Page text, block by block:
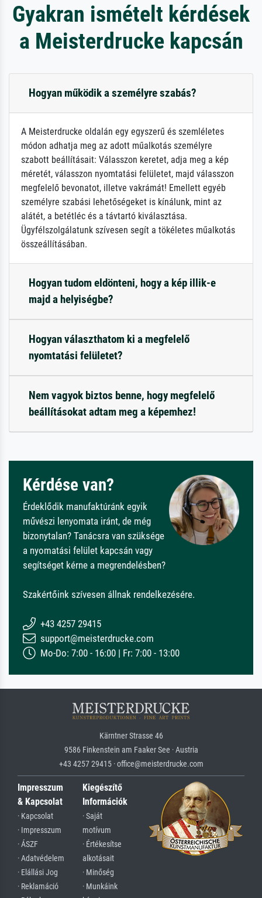
Gyakran ismételt kérdések
a Meisterdrucke kapcsán
Hogyan működik a személyre szabás?
A Meisterdrucke oldalán egy egyszerű és szemléletes
módon adhatja meg az adott műalkotás személyre
szabott beállításait: Válasszon keretet, adja meg a kép
méretét, válasszon nyomtatási felületet, majd válasszon
megfelelő bevonatot, illetve vakrámát! Emellett egyéb
személyre szabási lehetőségeket is kínálunk, mint az
alátét, a betétléc és a távtartó kiválasztása.
Ügyfélszolgálatunk szívesen segít a tökéletes műalkotás
összeállításában.
Hogyan tudom eldönteni, hogy a kép illik-e
majd a helyiségbe?
Hogyan választhatom ki a megfelelő
nyomtatási felületet?
Nem vagyok biztos benne, hogy megfelelő
beállításokat adtam meg a képemhez!
Kérdése van?
Érdeklődik manufaktúránk egyik
művészi lenyomata iránt, de még
bizonytalan? Tanácsra van szüksége
a nyomatási felület kapcsán vagy
segítséget kérne a megrendelésben?
Szakértőink szívesen állnak rendelkezésére.
+43 4257 29415
support@meisterdrucke.com
Mo-Do: 7:00 - 16:00 | Fr: 7:00 - 13:00
Kärntner Strasse 46
9586 Finkenstein am Faaker See · Austria
+43 4257 29415 · office@meisterdrucke.com
Impresszum
& Kapcsolat
· Kapcsolat
· Impresszum
· ÁSZF
· Adatvédelem
· Elállási Jog
· Reklamáció
Kiegészítő
Információk
· Saját
motívum
· Értékesítse
alkotásait
· Minőség
· Munkáink